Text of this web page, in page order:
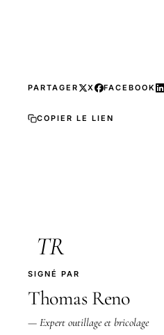
PARTAGER X FACEBOOK
COPIER LE LIEN
TR
SIGNÉ PAR
Thomas Reno
— Expert outillage et bricolage